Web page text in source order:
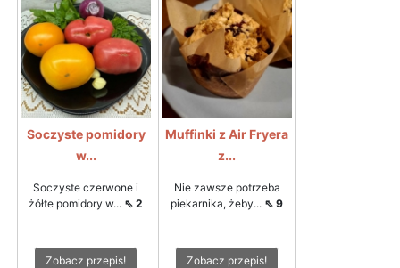
Soczyste pomidory
w...
Soczyste czerwone i
żółte pomidory w... ⇖ 2
Zobacz przepis!
Muffinki z Air Fryera
z...
Nie zawsze potrzeba
piekarnika, żeby... ⇖ 9
Zobacz przepis!